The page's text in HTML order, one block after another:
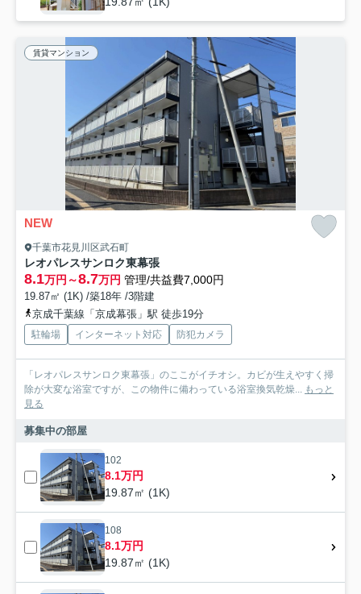
賃貸マンション
NEW
千葉市花見川区武石町
レオパレスサンロク東幕張
8.1万円～8.7万円 管理/共益費7,000円
19.87㎡ (1K) /築18年 /3階建
京成千葉線「京成幕張」駅 徒歩19分
駐輪場 インターネット対応 防犯カメラ
「レオパレスサンロク東幕張」のここがイチオシ。カビが生えやすく掃
除が大変な浴室ですが、この物件に備わっている浴室換気乾燥... もっと
見る
募集中の部屋
102
8.1万円
19.87㎡ (1K)
108
8.1万円
19.87㎡ (1K)